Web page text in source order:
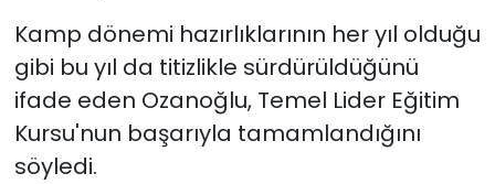
Kamp dönemi hazırlıklarının her yıl olduğu
gibi bu yıl da titizlikle sürdürüldüğünü
ifade eden Ozanoğlu, Temel Lider Eğitim
Kursu'nun başarıyla tamamlandığını
söyledi.